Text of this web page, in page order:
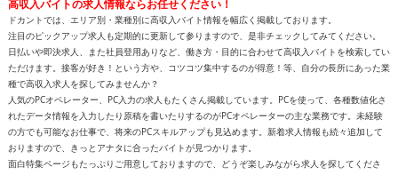
日払いや即決求人、また社員登用ありなど、働き方・目的に合わせて高収入バイトを検索してい
ただけます。接客が好き！という方や、コツコツ集中するのが得意！等、自分の長所にあった業
種で高収入求人を探してみませんか？
人気のPCオペレーター、PC入力の求人もたくさん掲載しています。PCを使って、各種数値化さ
れたデータ情報を入力したり原稿を書いたりするのがPCオペレーターの主な業務です。未経験
の方でも可能なお仕事で、将来のPCスキルアップも見込めます。新着求人情報も続々追加して
おりますので、きっとアナタに合ったバイトが見つかります。
面白特集ページもたっぷりご用意しておりますので、どうぞ楽しみながら求人を探してくださ
い！
高収入バイトをお探しなら、日払いや即決求人を多数掲載している高収入求人情報誌ドカントへ
どうぞお任せくださいませ！